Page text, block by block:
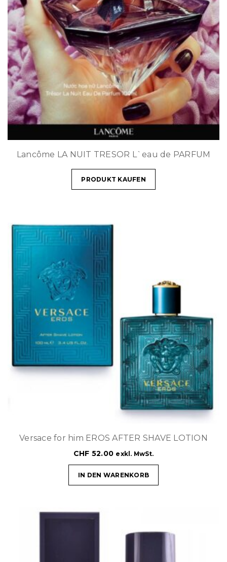
Lancôme LA NUIT TRESOR L`eau de PARFUM
PRODUKT KAUFEN
Versace for him EROS AFTER SHAVE LOTION
CHF 52.00 exkl. MwSt.
IN DEN WARENKORB